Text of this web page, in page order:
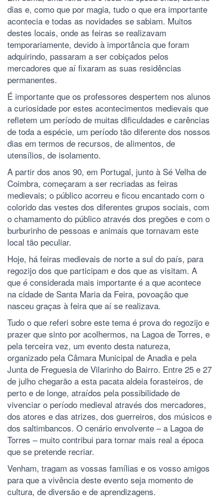
dias e, como que por magia, tudo o que era importante
acontecia e todas as novidades se sabiam. Muitos
destes locais, onde as feiras se realizavam
temporariamente, devido à importância que foram
adquirindo, passaram a ser cobiçados pelos
mercadores que aí fixaram as suas residências
permanentes.
É importante que os professores despertem nos alunos
a curiosidade por estes acontecimentos medievais que
refletem um período de muitas dificuldades e carências
de toda a espécie, um período tão diferente dos nossos
dias em termos de recursos, de alimentos, de
utensílios, de isolamento.
A partir dos anos 90, em Portugal, junto à Sé Velha de
Coimbra, começaram a ser recriadas as feiras
medievais; o público acorreu e ficou encantado com o
colorido das vestes dos diferentes grupos sociais, com
o chamamento do público através dos pregões e com o
burburinho de pessoas e animais que tornavam este
local tão peculiar.
Hoje, há feiras medievais de norte a sul do país, para
regozijo dos que participam e dos que as visitam. A
que é considerada mais importante é a que acontece
na cidade de Santa Maria da Feira, povoação que
nasceu graças à feira que aí se realizava.
Tudo o que referi sobre este tema é prova do regozijo e
prazer que sinto por acolhermos, na Lagoa de Torres, e
pela terceira vez, um evento desta natureza,
organizado pela Câmara Municipal de Anadia e pela
Junta de Freguesia de Vilarinho do Bairro. Entre 25 e 27
de julho chegarão a esta pacata aldeia forasteiros, de
perto e de longe, atraídos pela possibilidade de
vivenciar o período medieval através dos mercadores,
dos atores e das atrizes, dos guerreiros, dos músicos e
dos saltimbancos. O cenário envolvente – a Lagoa de
Torres – muito contribui para tornar mais real a época
que se pretende recriar.
Venham, tragam as vossas famílias e os vosso amigos
para que a vivência deste evento seja momento de
cultura, de diversão e de aprendizagens.